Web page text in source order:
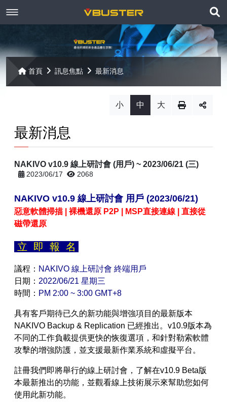
開
聯絡我們
最新消息
產品資訊
Mac 解決方案
Open-E
Open-E JovianDSS
Open-E DSS V7
Open-E DSS V7 SOHO
共同供應契約
【已停止】電腦軟體 ( LP5-102040 )
【已停止】電腦週邊設備 ( LP5-102072 )
【已停止】電腦設備用品 ( LP5-102073 )
相關下載
遠端支援
相關連結
相關連結
首頁 訊息焦點 最新消息
小 中 大
最新消息
NAKIVO v10.9 線上研討會 (用戶) ~ 2023/06/21 (三)
2023/06/17 2068
NAKIVO v10.9 線上研討會 用戶 (2023/06/21)
惡意軟體掃描 | 裸機還原 P2P | MSP直接連線 | 直接從
磁帶還原
立 即 報 名
議程： NAKIVO 線上研討會 終端用戶
日期： 2022/06/21 星期三
時間： PM 2:00 ~ 3:00 GMT+8
具有客戶期待已久的新功能與增強項目的最新版本
NAKIVO Backup & Replication 已經推出。v10.9版本為
不同的工作負載提供更快的恢復選項，和針對勒索軟體
攻擊的增強防護，並支援最新作業系統和虛擬平台。
註冊我們即將舉行的線上研討會，了解在v10.9 Beta版
本最新推出的功能，並觀看線上技術展示來幫助您如何
使用此新功能。